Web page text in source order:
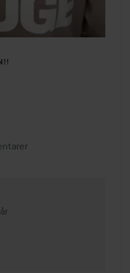
Creator.lades 1 år